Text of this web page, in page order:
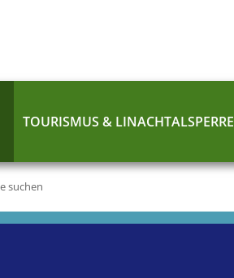
TOURISMUS & LINACHTALSPERRE
suchen